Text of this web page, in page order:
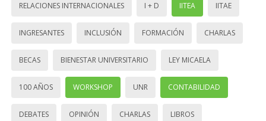
RELACIONES INTERNACIONALES I + D IITEA IITAE
INGRESANTES INCLUSIÓN FORMACIÓN CHARLAS
BECAS BIENESTAR UNIVERSITARIO LEY MICAELA
100 AÑOS WORKSHOP UNR CONTABILIDAD
DEBATES OPINIÓN CHARLAS LIBROS